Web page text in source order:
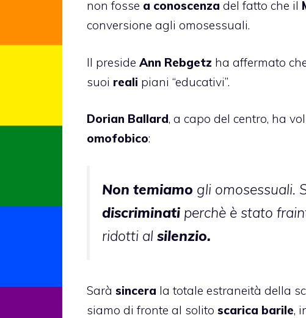
non fosse a conoscenza del fatto che il
conversione agli omosessuali.
Il preside Ann Rebgetz ha affermato
suoi reali piani “educativi”.
Dorian Ballard, a capo del centro, ha
omofobico:
Non temiamo gli omosessuali.
discriminati perchè è stato
ridotti al silenzio.
Sarà sincera la totale estraneità della
siamo di fronte al solito scarica barile,